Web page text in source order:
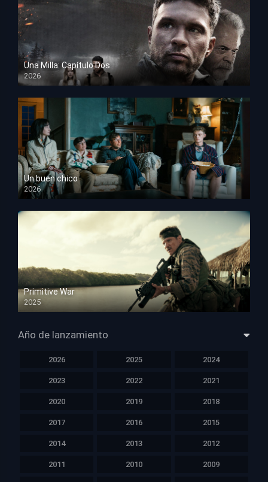
Una Milla: Capítulo Dos
2026
HD 1080p
Un buen chico
2026
HD 1080p
Primitive War
2025
HD 1080p
Año de lanzamiento
2026 2025 2024
2023 2022 2021
2020 2019 2018
2017 2016 2015
2014 2013 2012
2011 2010 2009